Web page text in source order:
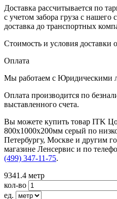
Доставка рассчитывается по
с учетом забора груза с нашего
доставка до транспортных
Стоимость и условия доставки
Оплата
Мы работаем с Юридическими
Оплата производится по
выставленного счета.
Вы можете купить товар ITK
800х1000х200мм серый по
Петербургу, Москве и другим
магазине Ленсервис и по
(499) 347-11-75.
9341.4 метр
кол-во
ед.